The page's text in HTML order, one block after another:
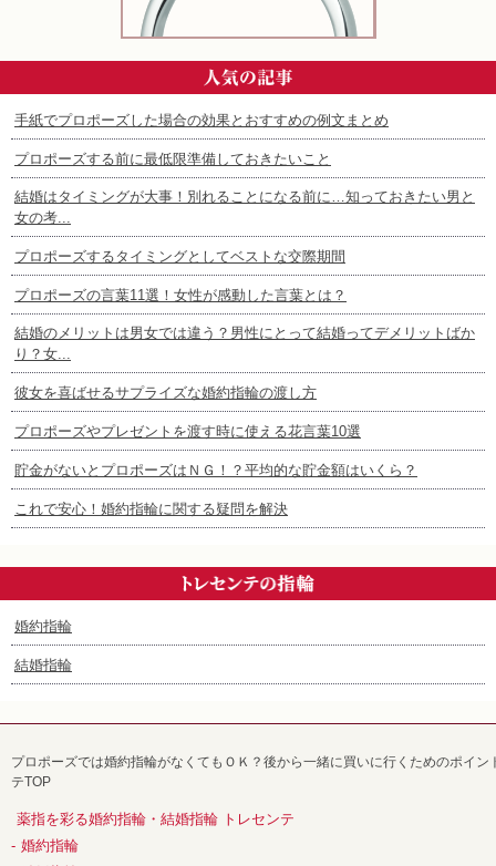
手紙でプロポーズした場合の効果とおすすめの例文まとめ
プロポーズする前に最低限準備しておきたいこと
結婚はタイミングが大事！別れることになる前に…知っておきたい男と
女の考...
プロポーズするタイミングとしてベストな交際期間
プロポーズの言葉11選！女性が感動した言葉とは？
結婚のメリットは男女では違う？男性にとって結婚ってデメリットばか
り？女...
彼女を喜ばせるサプライズな婚約指輪の渡し方
プロポーズやプレゼントを渡す時に使える花言葉10選
貯金がないとプロポーズはＮＧ！？平均的な貯金額はいくら？
これで安心！婚約指輪に関する疑問を解決
婚約指輪
結婚指輪
プロポーズでは婚約指輪がなくてもＯＫ？後から一緒に買いに行くためのポイ
テTOP
薬指を彩る婚約指輪・結婚指輪 トレセンテ
婚約指輪